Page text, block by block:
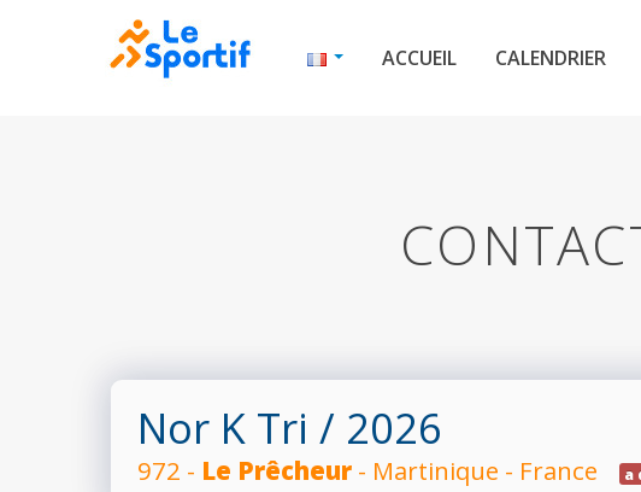
ACCUEIL CALENDRIER
Nor K Tri / 2026
972 - Le Prêcheur - Martinique - France a